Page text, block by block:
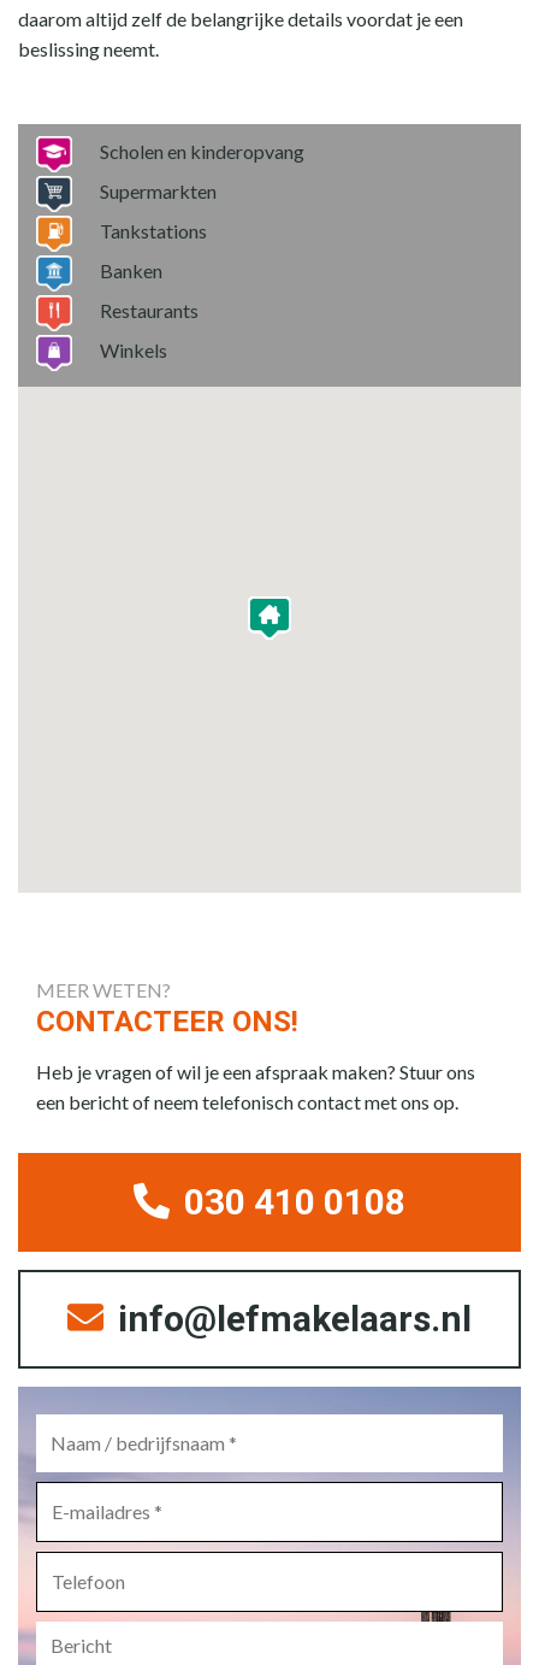
daarom altijd zelf de belangrijke details voordat je een
beslissing neemt.
Scholen en kinderopvang
Supermarkten
Tankstations
Banken
Restaurants
Winkels
MEER WETEN?
CONTACTEER ONS!
Heb je vragen of wil je een afspraak maken? Stuur ons
een bericht of neem telefonisch contact met ons op.
030 410 0108
info@lefmakelaars.nl
mailadres *